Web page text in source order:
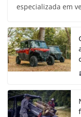
especializada em